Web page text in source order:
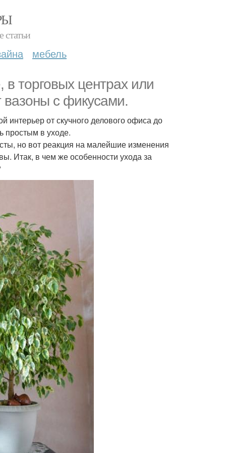
статьи
мебель
торговых центрах или
вазоны с фикусами.
интерьер от скучного делового офиса до
простым в уходе.
но вот реакция на малейшие изменения
Итак, в чем же особенности ухода за